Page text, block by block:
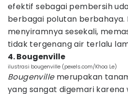
efektif sebagai pembersih
berbagai polutan berbahaya.
menyiramnya sesekali,
tidak tergenang air terlalu
4. Bougenville
ilustrasi bougenville (pexels.com/Khoa Le)
Bougenvillemerupakan
yang sangat digemari karena